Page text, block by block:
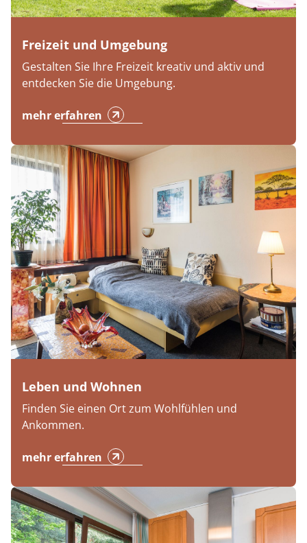
Freizeit und Umgebung
Gestalten Sie Ihre Freizeit kreativ und aktiv und
entdecken Sie die Umgebung.
mehr erfahren
Leben und Wohnen
Finden Sie einen Ort zum Wohlfühlen und
Ankommen.
mehr erfahren